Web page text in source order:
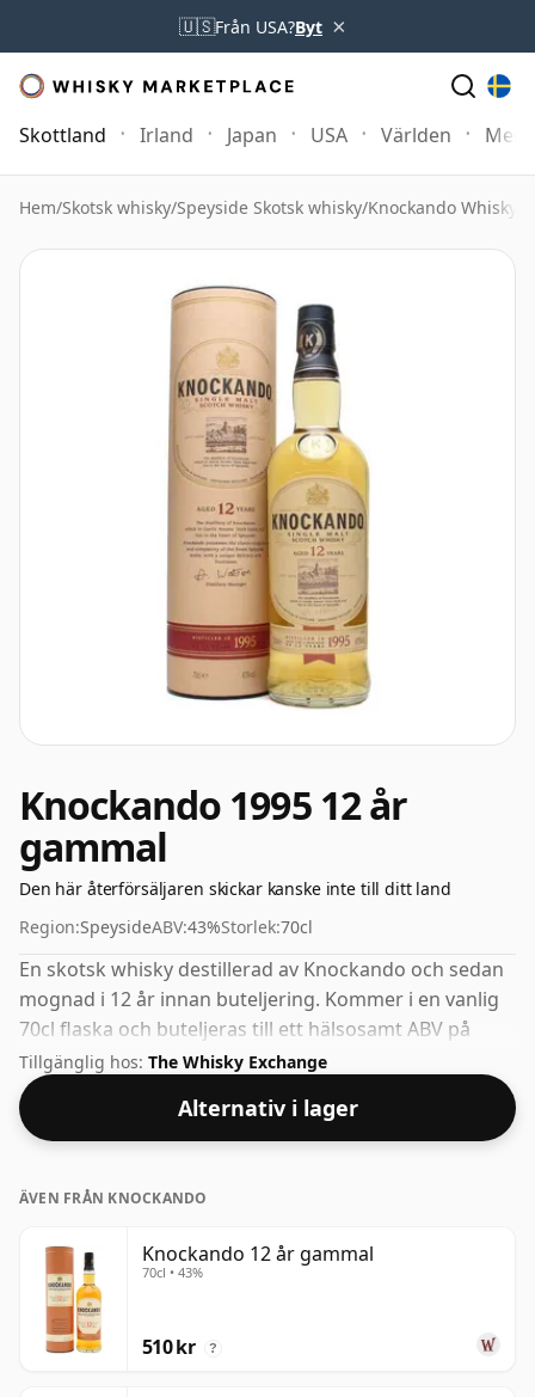
🇺🇸Från USA?Byt ×
Skottland Irland Japan USA Världen Mer
Hem/Skotsk whisky/Speyside Skotsk whisky/Knockando Whisky
Knockando 1995 12 år
gammal
Den här återförsäljaren skickar kanske inte till ditt land
Region:SpeysideABV:43%Storlek:70cl
En skotsk whisky destillerad av Knockando och sedan
mognad i 12 år innan buteljering. Kommer i en vanlig
70cl flaska och buteljeras till ett hälsosamt ABV på
43%.
Tillgänglig hos: The Whisky Exchange
Alternativ i lager
ÄVEN FRÅN KNOCKANDO
Knockando 12 år gammal
70cl • 43%
510 kr ?